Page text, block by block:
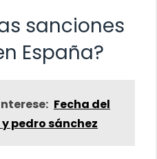
sanciones
España?
Fecha del
pedro sánchez